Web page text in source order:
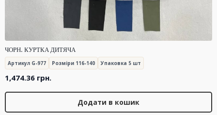
ЧОРН. КУРТКА ДИТЯЧА
Артикул G-977 Розміри 116-140 Упаковка 5 шт
1,474.36 грн.
Додати в кошик